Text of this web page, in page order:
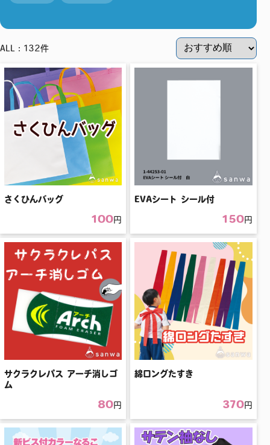
ALL：132件
さくひんバッグ
100円
EVAシート シール付
150円
サクラクレパス アーチ消しゴ
ム
80円
綿ロングたすき
370円